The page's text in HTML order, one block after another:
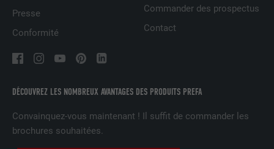
DÉCOUVREZ LES NOMBREUX AVANTAGES DES PRODUITS PREFA
Convainquez-vous maintenant ! Il suffit de commander les
brochures souhaitées.
Presse
Conformité
Commander des prospectus
Contact
NOM
UTILITÉ
Est utilisé par Facebook pour afficher
une série de produits publicitaires, par
d'annonceurs tiers.